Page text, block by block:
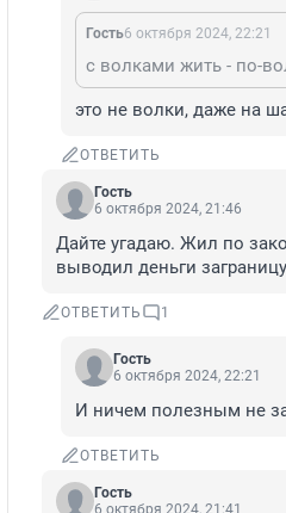
Гость6 октября 2024, 22:21
с волками жить - по-
это не волки, даже на
ОТВЕТИТЬ
Гость
6 октября 2024, 21:46
Дайте угадаю. Жил по
выводил деньги
ОТВЕТИТЬ 1
Гость
6 октября 2024, 22:21
И ничем полезным не
ОТВЕТИТЬ
Гость
6 октября 2024, 21:41